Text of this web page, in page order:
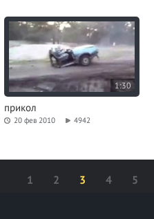
1:30
прикол
20 фев 2010 4942
1 2 3 4 5